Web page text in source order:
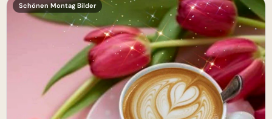
Schönen Montag Bilder